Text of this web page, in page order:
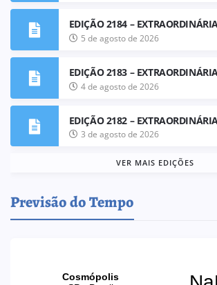
EDIÇÃO 2184 –
5 de agosto de 2026
EDIÇÃO 2183 –
4 de agosto de 2026
EDIÇÃO 2182 –
3 de agosto de 2026
VER MAIS EDIÇÕES
Previsão do Tempo